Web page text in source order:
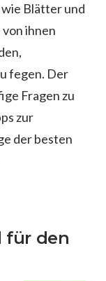
Blätter und
ihnen
fegen. Der
Fragen zu
zur
der besten
für den